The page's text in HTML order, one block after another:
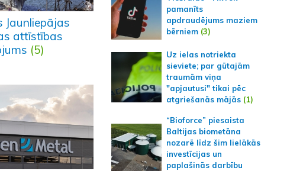
Jaunliepājas
attīstības
(5)
pamanīts
apdraudējums maziem
bērniem (3)
Uz ielas notriekta
sieviete; par gūtajām
traumām viņa
"apjautusi" tikai pēc
atgriešanās mājās (1)
“Bioforce” piesaista
Baltijas biometāna
nozarē līdz šim lielākās
investīcijas un
paplašinās darbību